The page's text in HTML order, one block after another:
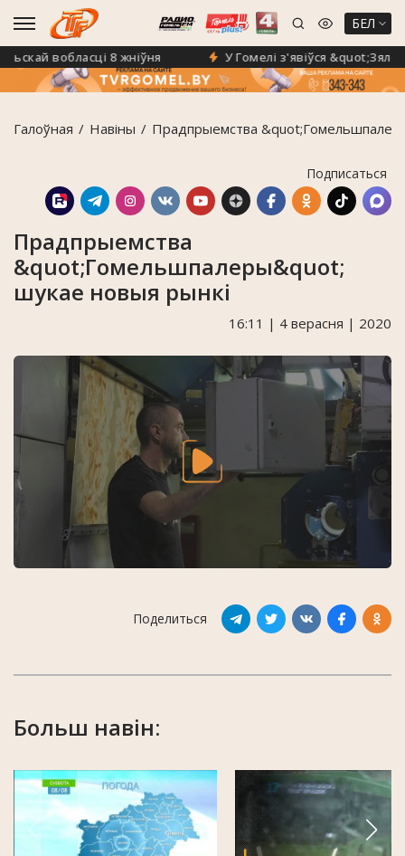
БЕЛ
вобласці 8 жніўня У Гомелі з'явіўся
Галоўная Навiны Прадпрыемства
Подписаться
Прадпрыемства
&quot;Гомельшпалеры&quot;
шукае новыя рынкі
16:11 | 4 верасня | 2020
Поделиться
Больш навін: